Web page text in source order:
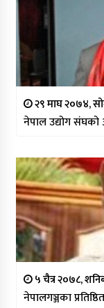
२९ माघ २०७४,
नेपाल उद्योग संघको
५ चैत्र २०७८,
नेपालगञ्जका